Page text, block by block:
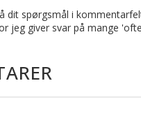
dit spørgsmål i
jeg giver svar på mange